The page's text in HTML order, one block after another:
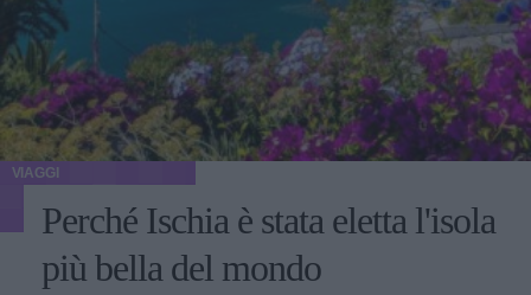
VIAGGI
Perché Ischia è stata eletta l'isola
più bella del mondo